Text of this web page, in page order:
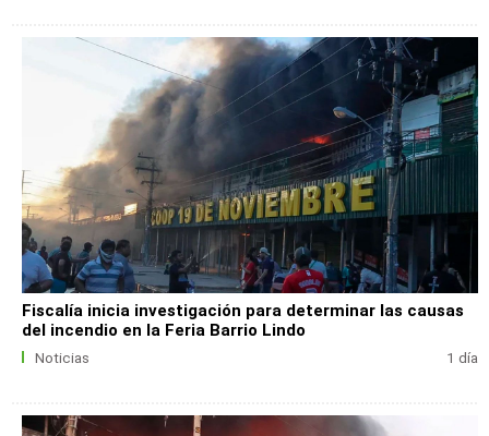
Fiscalía inicia investigación para determinar las causas
del incendio en la Feria Barrio Lindo
Noticias 1 día